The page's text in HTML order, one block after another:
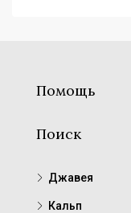
Помощь
Поиск
Джавея
Кальп